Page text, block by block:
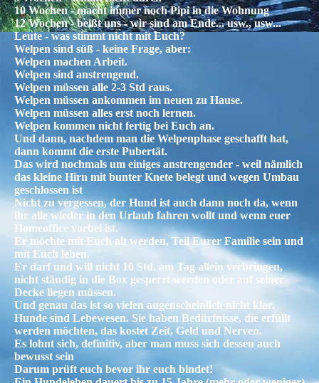
10 Wochen - macht immer noch Pipi in die Wohnung
12 Wochen - beißt uns - wir sind am Ende... usw., usw...
Leute - was stimmt nicht mit Euch?
Welpen sind süß - keine Frage, aber:
Welpen machen Arbeit.
Welpen sind anstrengend.
Welpen müssen alle 2-3 Std raus.
Welpen müssen ankommen im neuen zu Hause.
Welpen müssen alles erst noch lernen.
Welpen kommen nicht fertig bei Euch an.
Und dann, nachdem man die Welpenphase geschafft hat,
dann kommt die erste Pubertät.
Das wird nochmals um einiges anstrengender - weil nämlich
das kleine Hirn mit bunter Knete belegt und wegen Umbau
geschlossen ist
Nicht zu vergessen, der Hund ist auch dann noch da, wenn
ihr alle wieder in den Urlaub fahren wollt und wenn euer
Homeoffice vorbei ist.
Er möchte mit Euch alt werden, Teil Eurer Familie sein und
mit Euch leben.
Er darf und will nicht 10 Std. am Tag allein verbringen,
nicht ständig in die Box gesperrt werden oder auf seiner
Decke liegen müssen.
Und genau das ist so vielen augenscheinlich nicht klar.
Hunde sind Lebewesen. Sie haben Bedürfnisse, die erfüllt
werden möchten, das kostet Zeit, Geld und Nerven.
Es lohnt sich, definitiv, aber man muss sich dessen auch
bewusst sein
Darum prüft euch bevor ihr euch bindet!